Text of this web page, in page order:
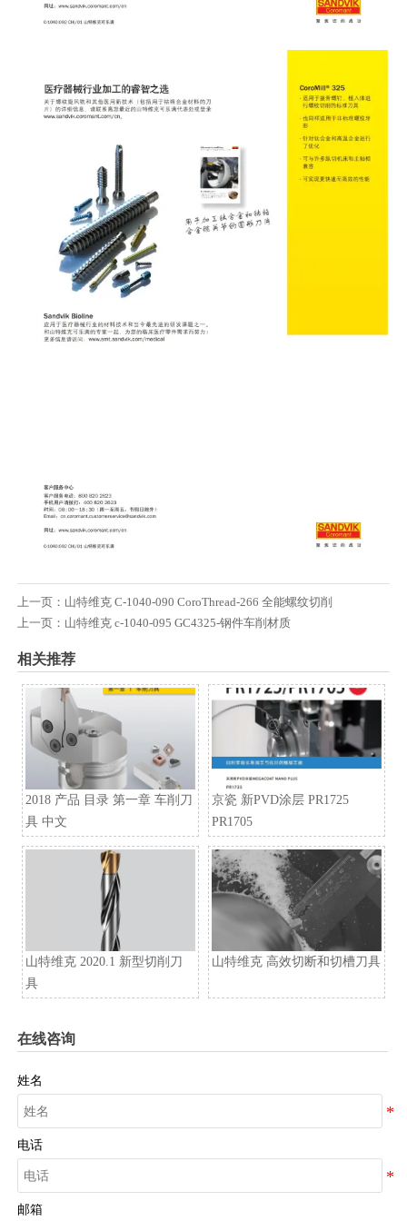
上一页： 山特维克 C-1040-090 CoroThread-266 全能螺纹切削
上一页： 山特维克 c-1040-095 GC4325-钢件车削材质
相关推荐
2018 产品 目录 第一章 车削刀
具 中文
京瓷 新PVD涂层 PR1725
PR1705
山特维克 2020.1 新型切削刀
具
山特维克 高效切断和切槽刀具
在线咨询
姓名
电话
邮箱